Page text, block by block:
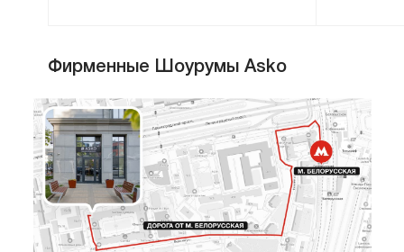
предоплате. Дополнительные
Мы привозим технику к двери или к
прихожей. Перенос до места
установки оплачивается отдельно.
Чтобы при приемке техники не
возникло сложностей, помните:
сотрудники компании не могут
снимать выступающие части, ручки
гарантию
и
в себя:
Фирменные Шоурумы Asko